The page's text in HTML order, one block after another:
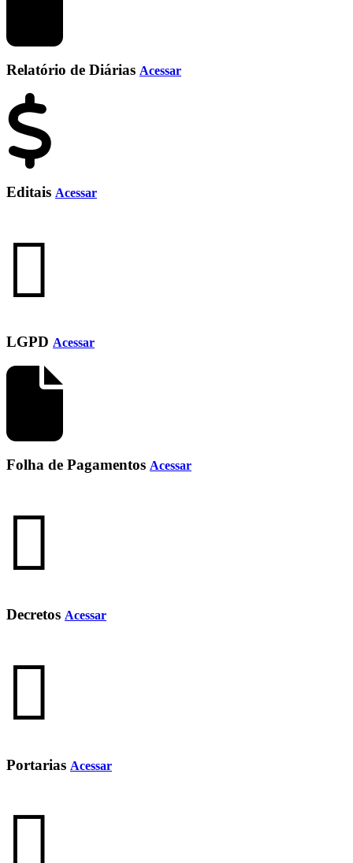
Relatório de Diárias Acessar
Editais Acessar
LGPD Acessar
Folha de Pagamentos Acessar
Decretos Acessar
Portarias Acessar